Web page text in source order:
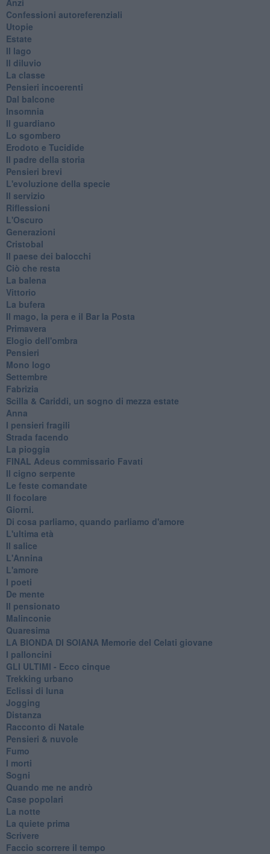
Anzi
Confessioni autoreferenziali
Utopie
Estate
Il lago
Il diluvio
La classe
Pensieri incoerenti
Dal balcone
Insomnia
Il guardiano
Lo sgombero
Erodoto e Tucidide
Il padre della storia
Pensieri brevi
L'evoluzione della specie
Il servizio
Riflessioni
L'Oscuro
Generazioni
Cristobal
Il paese dei balocchi
Ciò che resta
La balena
Vittorio
La bufera
Il mago, la pera e il Bar la Posta
Primavera
Elogio dell'ombra
Pensieri
Mono logo
Settembre
Fabrizia
​Scilla & Cariddi, un sogno di mezza estate
Anna
I pensieri fragili
Strada facendo
La pioggia
FINAL Adeus commissario Favati
Il cigno serpente
Le feste comandate
Il focolare
Giorni.
Di cosa parliamo, quando parliamo d'amore
L'ultima età
Il salice
L'Annina
L'amore
I poeti
De mente
Il pensionato
Malinconie
Quaresima
LA BIONDA DI SOIANA Memorie del Celati giovane
I palloncini
GLI ULTIMI - Ecco cinque
Trekking urbano
Eclissi di luna
Jogging
Distanza
Racconto di Natale
Pensieri & nuvole
Fumo
I morti
Sogni
Quando me ne andrò
Case popolari
La notte
La quiete prima
Scrivere
Faccio scorrere il tempo